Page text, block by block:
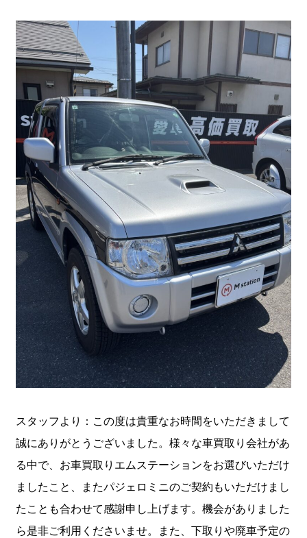
スタッフより：この度は貴重なお時間をいただきまして
誠にありがとうございました。様々な車買取り会社があ
る中で、お車買取りエムステーションをお選びいただけ
ましたこと、またパジェロミニのご契約もいただけまし
たことも合わせて感謝申し上げます。機会がありました
ら是非ご利用くださいませ。また、下取りや廃車予定の